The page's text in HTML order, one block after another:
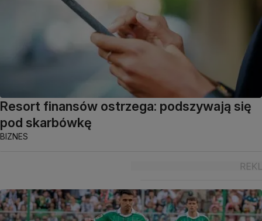
Resort finansów ostrzega: podszywają się
pod skarbówkę
BIZNES